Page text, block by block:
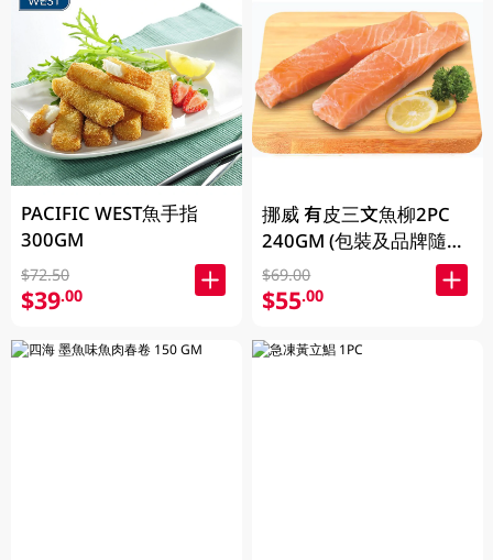
PACIFIC WEST魚手指
300GM
$72.50
$39.00
挪威 有皮三文魚柳2PC
240GM (包裝及品牌隨機
發放)
$69.00
$55.00